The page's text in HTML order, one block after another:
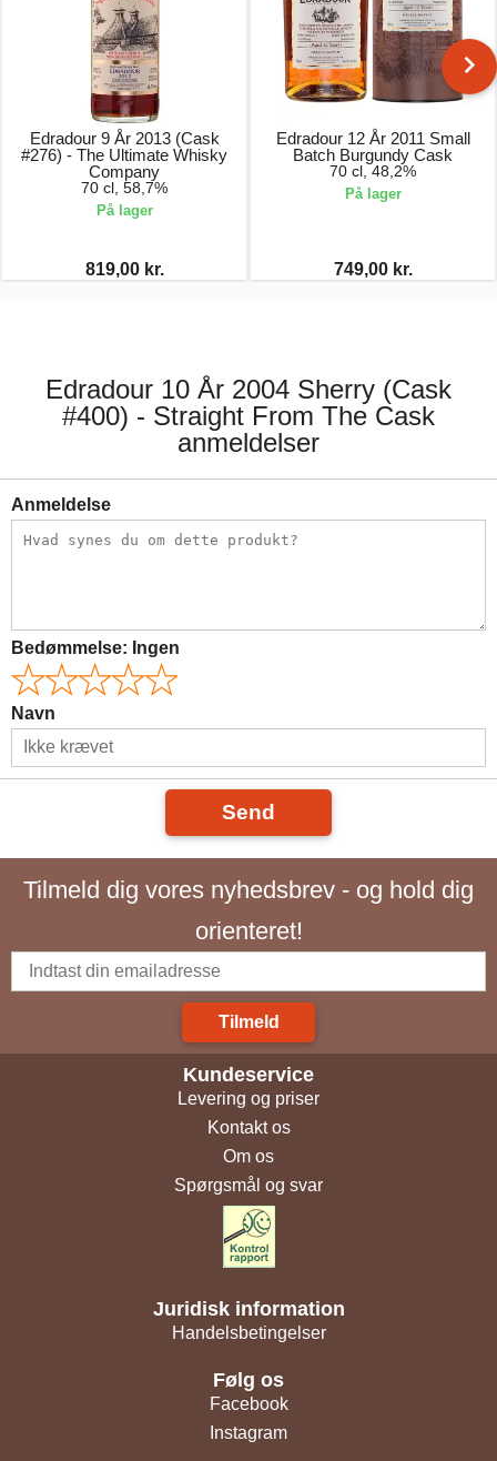
Edradour 9 År 2013 (Cask
#276) - The Ultimate Whisky
Company
70 cl, 58,7%
På lager
819,00 kr.
Edradour 12 År 2011 Small
Batch Burgundy Cask
70 cl, 48,2%
På lager
749,00 kr.
Edradour 10 År 2004 Sherry (Cask
#400) - Straight From The Cask
anmeldelser
Anmeldelse
Bedømmelse: Ingen
Navn
Send
Tilmeld dig vores nyhedsbrev - og hold dig
orienteret!
Tilmeld
Kundeservice
Levering og priser
Kontakt os
Om os
Spørgsmål og svar
Juridisk information
Handelsbetingelser
Følg os
Facebook
Instagram